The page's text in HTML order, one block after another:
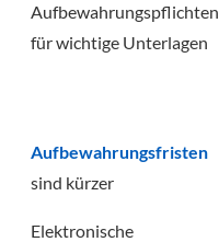
Aufbewahrungspflichten
für wichtige Unterlagen
Aufbewahrungsfristen
sind kürzer
Elektronische